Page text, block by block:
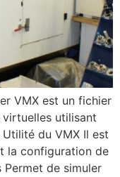
VMX est un fichier
utilisant
du VMX Il est
la configuration de
de simuler